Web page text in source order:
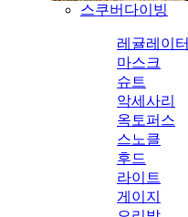
스쿠버다이빙
레귤레이터
마스크
슈트
악세사리
옥토퍼스
스노클
후드
라이트
게이지